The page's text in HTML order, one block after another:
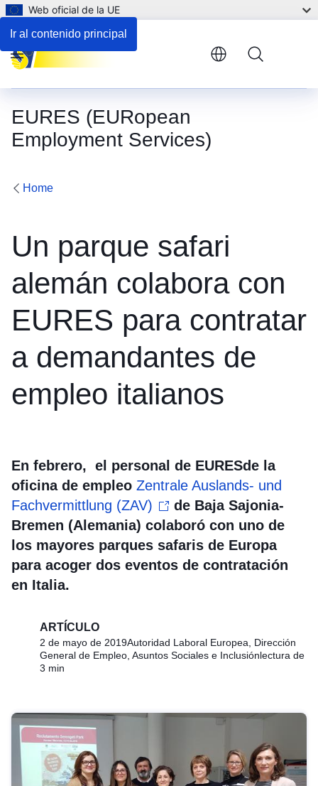
Ir al contenido principal
Web oficial de la UE
EURES (EURopean
Employment Services)
Menu
Home
Un parque safari
alemán colabora con
EURES para contratar
a demandantes de
empleo italianos
En febrero, el personal de EURESde la
oficina de empleo Zentrale Auslands- und
Fachvermittlung (ZAV)
de Baja Sajonia-
Bremen (Alemania) colaboró con uno de
los mayores parques safaris de Europa
para acoger dos eventos de contratación
en Italia.
ARTÍCULO
2 de mayo de 2019Autoridad Laboral Europea, Dirección
General de Empleo, Asuntos Sociales e Inclusiónlectura de
3 min